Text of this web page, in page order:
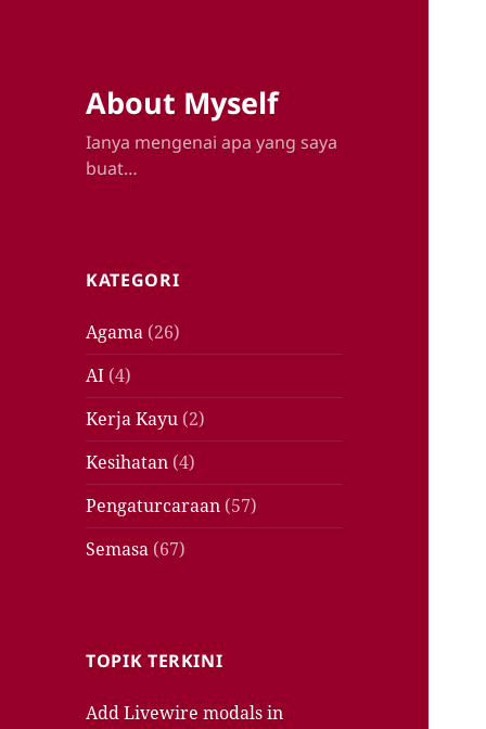
About Myself
Ianya mengenai apa yang saya
buat…
KATEGORI
Agama (26)
AI (4)
Kerja Kayu (2)
Kesihatan (4)
Pengaturcaraan (57)
Semasa (67)
TOPIK TERKINI
Add Livewire modals in